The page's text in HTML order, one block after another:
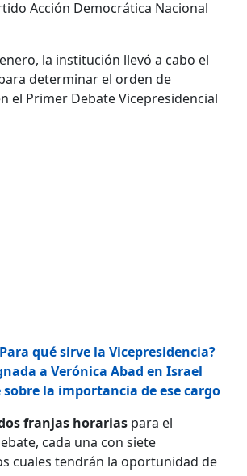
Acción Democrática Nacional
la institución llevó a cabo el
determinar el orden de
el Primer Debate Vicepresidencial
qué sirve la Vicepresidencia?
a Verónica Abad en Israel
la importancia de ese cargo
franjas horarias para el
cada una con siete
cuales tendrán la oportunidad de